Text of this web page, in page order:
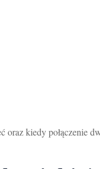
kiedy połączenie